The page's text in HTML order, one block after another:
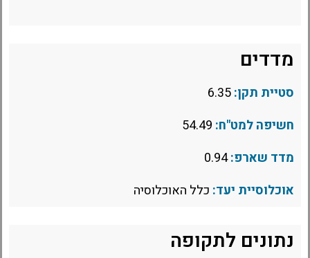
מדדים
סטיית תקן:
חשיפה למט"ח:
מדד שארפ:0.94
אוכלוסיית יעד: כלל האוכלוסיה
נתונים לתקופה